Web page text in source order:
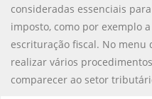
consideradas essenciais
imposto, como por exemplo
escrituração fiscal. No menu
realizar vários
comparecer ao setor